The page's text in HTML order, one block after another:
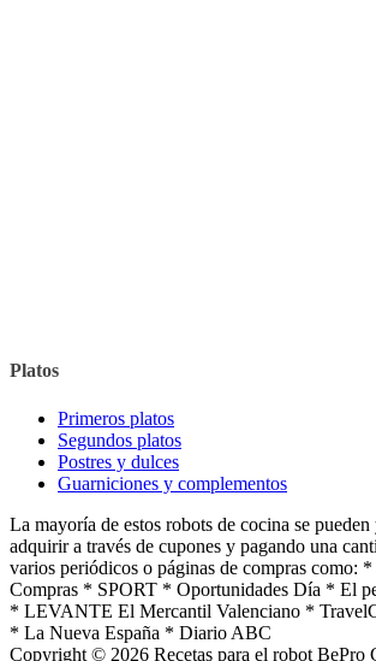
Platos
Primeros platos
Segundos platos
Postres y dulces
Guarniciones y complementos
La mayoría de estos robots de cocina se
adquirir a través de cupones y pagando una
varios periódicos o páginas de compras
Compras * SPORT * Oportunidades Día * El
* LEVANTE El Mercantil Valenciano *
* La Nueva España * Diario ABC
Copyright © 2026 Recetas para el robot BePro